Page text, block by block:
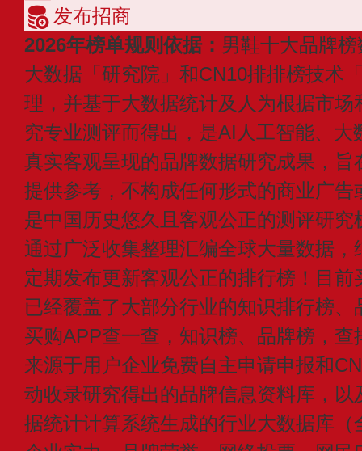
发布招商
2026年榜单规则依据： 男鞋十大品牌
大数据「研究院」和CN10排排榜技术
理，并基于大数据统计及人为根据市
究专业测评而得出，是AI人工智能、
真实客观呈现的品牌数据研究成果，
提供参考，不构成任何形式的商业广
是中国历史悠久且客观公正的测评研
通过广泛收集整理汇编全球大量数据
定期发布更新客观公正的排行榜！目
已经覆盖了大部分行业的知识排行榜
买购APP查一查，知识榜、品牌榜，
来源于用户企业免费自主申请申报和
动收录研究得出的品牌信息资料库，
据统计计算系统生成的行业大数据库